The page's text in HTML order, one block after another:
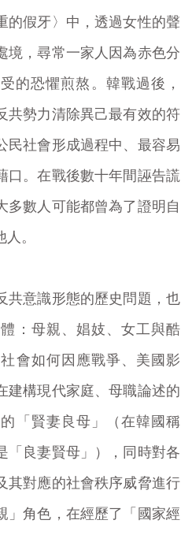
的假牙〉中，透過女性的聲
境，尋常一家人因為赤色分
恐懼煎熬。韓戰過後，
共勢力清除異己最有效的符
民社會形成過程中、最容易
口。在戰後數十年間誣告謊
多數人可能都曾為了證明自
。
共意識形態的歷史問題，也
：母親、娼妓、女工與酷
會如何因應戰爭、美國影
建構現代家庭、母職論述的
「賢妻良母」（在韓國稱
「良妻賢母」），同時對各
其對應的社會秩序威脅進行
」角色，在經歷了「國家經